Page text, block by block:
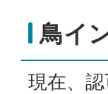
鳥イ
現在、